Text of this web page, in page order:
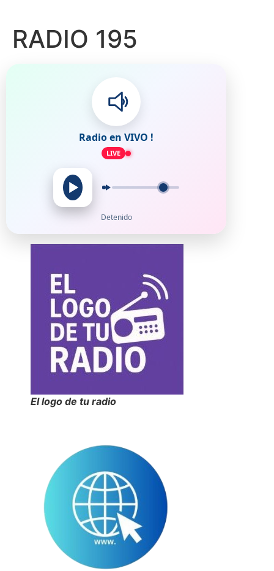
RADIO 195
Radio en VIVO !
LIVE
Detenido
El logo de tu radio